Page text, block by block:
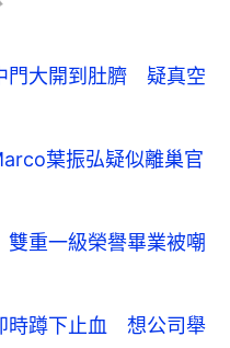
門大開到肚臍 疑真空
葉振弘疑似離巢官
重一級榮譽畢業被嘲
時蹲下止血 想公司舉